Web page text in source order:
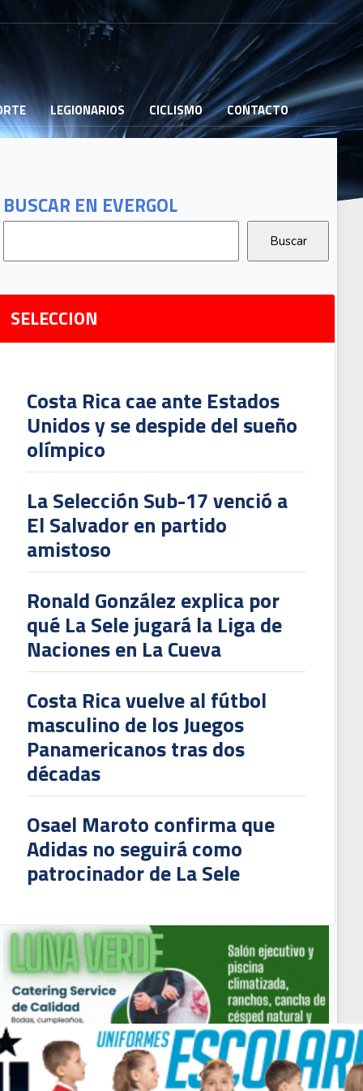
LEGIONARIOS CICLISMO CONTACTO
BUSCAR EN EVERGOL
SELECCION
Costa Rica cae ante Estados
Unidos y se despide del sueño
olímpico
La Selección Sub-17 venció a
El Salvador en partido
amistoso
Ronald González explica por
qué La Sele jugará la Liga de
Naciones en La Cueva
Costa Rica vuelve al fútbol
masculino de los Juegos
Panamericanos tras dos
décadas
Osael Maroto confirma que
Adidas no seguirá como
patrocinador de La Sele
de la Liga explicó situación de Alejandro Bran y Kenneth Vargas tras